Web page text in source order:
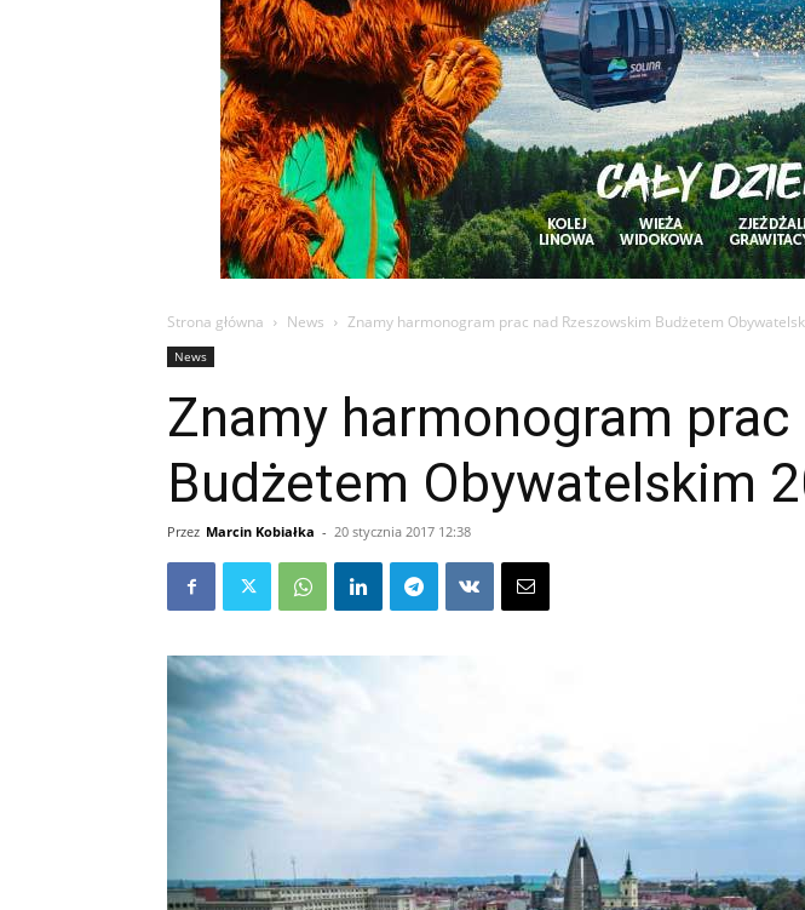
Strona główna News Znamy harmonogram prac nad Rzeszowskim Budżetem
News
Znamy harmonogram
Budżetem Obywatelskim
Przez Marcin Kobiałka - 20 stycznia 2017 12:38